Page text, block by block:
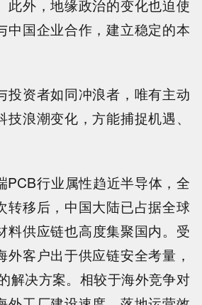
此外，地缘政治的变化也迫使
中国企业合作，建立稳定的本
投资者如同冲浪者，唯有主动
浪潮变化，方能捕捉机遇、
PCB行业属性趋近半导体，全
转移后，中国大陆已占据全球
料供应链也高度集聚国内。受
外客户出于供应链安全考量，
解决方案。相较于海外竞争对